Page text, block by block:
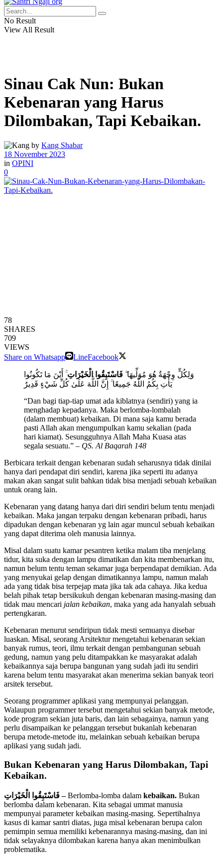
No Result
View All Result
Sinau Cak Nun: Bukan
Kebenaran yang Harus
Dilombakan, Tapi Kebaikan.
by Kang Shabar
18 November 2023
in OPINI
0
78
SHARES
709
VIEWS
Share on Whatsapp
LineFacebook
وَلِكُلٍّ وِجْهَةٌ هُوَ مُوَلِّيهَا ۖ فَاسْتَبِقُوا الْخَيْرَاتِۚ أَيْنَ مَا تَكُونُوا
يَأْتِ بِكُمُ اللَّهُ جَمِيعًا ۚ إِنَّ اللَّهَ عَلَىٰ كُلِّ شَيْءٍ قَدِيرٌ
“Dan bagi tiap-tiap umat ada kiblatnya (sendiri) yang ia
menghadap kepadanya. Maka berlomba-lombalah
(dalam membuat) kebaikan. Di mana saja kamu berada
pasti Allah akan mengumpulkan kamu sekalian (pada
hari kiamat). Sesungguhnya Allah Maha Kuasa atas
segala sesuatu.” – QS. Al Baqarah 148
Berbicara terkait dengan kebenaran sudah seharusnya tidak dinilai
hanya dari pendapat diri sendiri, karena jika seperti itu adanya
makan akan sangat sulit bahkan tidak bisa menjadi sebuah kebaikan
untuk orang lain.
Kebenaran yang datang hanya dari diri sendiri belum tentu menjadi
kebaikan. Maka jangan terpaku dengan kebenaran pribadi, harus
dipadukan dengan kebenaran yg lain agar muncul sebuah kebaikan
yang dapat diterima oleh manusia lainnya.
Misal dalam suatu kamar pesantren ketika malam tiba menjelang
tidur, kita suka dengan lampu dimatikan dan kita membenarkan itu,
namun belum tentu teman sekamar juga berpendapat demikian. Ada
yang menyukai gelap dengan dimatikannya lampu, namun malah
ada yang tidak bisa terpejap mata jika tak ada cahaya. Jika kedua
belah pihak tetap bersikukuh dengan kebenaran masing-masing dan
tidak mau mencari jalan kebaikan, maka yang ada hanyalah sebuah
pertengkaran.
Kebenaran menurut sendiripun tidak mesti semuanya disebar
luaskan. Misal, seorang Arsitektur mengetahui kebenaran sekian
banyak rumus, teori, ilmu terkait dengan pembangunan sebuah
gedung, namun yang pelu ditampakkan ke masyarakat adalah
kebaikannya saja berupa bangunan yang sudah jadi itu sendiri
karena belum tentu masyarakat akan menerima sekian banyak teori
arsitek tersebut.
Seorang programmer aplikasi yang mempunyai pelanggan.
Walaupun programmer tersebut mengetahui sekian banyak metode,
kode program sekian juta baris, dan lain sebagainya, namun yang
perlu disampaikan ke pelanggan tersebut bukanlah kebenaran
berupa metode-metode itu, melainkan sebuah kebaikan berupa
aplikasi yang sudah jadi.
Bukan Kebenaran yang Harus Dilombakan, Tapi
Kebaikan.
فَاسْتَبِقُوا الْخَيْرَاتِ –Berlomba-lomba dalam kebaikan. Bukan
berlomba dalam kebenaran. Kita sebagai ummat manusia
mempunyai parameter kebaikan masing-masing. Sepertihalnya
kasus di kamar santri diatas, juga misal kebenaran berupa calon
pemimpin semua memiliki kebenarannya masing-masing, dan ini
tidak selayaknya dilombakan karena hanya akan menimbulkan
problematika.